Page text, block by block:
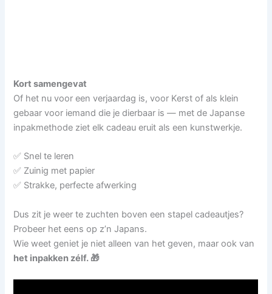
Kort samengevat
Of het nu voor een verjaardag is, voor Kerst of als klein
gebaar voor iemand die je dierbaar is — met de Japanse
inpakmethode ziet elk cadeau eruit als een kunstwerkje.
✅ Snel te leren
✅ Zuinig met papier
✅ Strakke, perfecte afwerking
Dus zit je weer te zuchten boven een stapel cadeautjes?
Probeer het eens op z’n Japans.
Wie weet geniet je niet alleen van het geven, maar ook van
het inpakken zélf. 🎁